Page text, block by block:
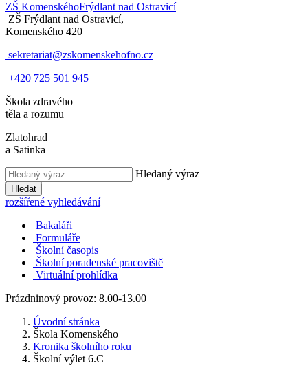
ZŠ KomenskéhoFrýdlant nad Ostravicí
ZŠ Frýdlant nad Ostravicí,
Komenského 420
sekretariat@zskomenskehofno.cz
+420 725 501 945
Škola zdravého
těla a rozumu
Zlatohrad
a Satinka
Hledaný výraz
Hledat
rozšířené vyhledávání
Bakaláři
Formuláře
Školní časopis
Školní poradenské pracoviště
Virtuální prohlídka
Prázdninový provoz: 8.00-13.00
Úvodní stránka
Škola Komenského
Kronika školního roku
Školní výlet 6.C